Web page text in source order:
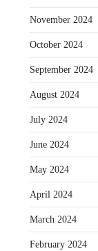
November 2024
October 2024
September 2024
August 2024
July 2024
June 2024
May 2024
April 2024
March 2024
February 2024